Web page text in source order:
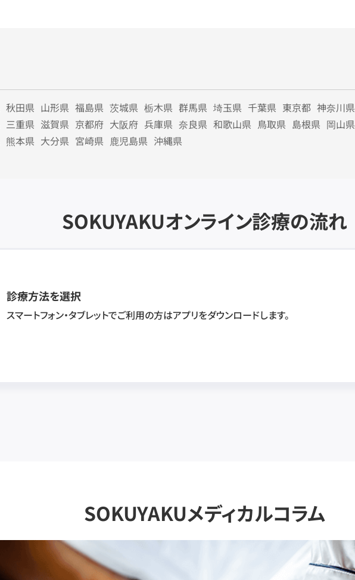
秋田県 山形県 福島県 茨城県 栃木県 群馬県 埼玉県 千葉県 東京都 神奈川県
三重県 滋賀県 京都府 大阪府 兵庫県 奈良県 和歌山県 鳥取県 島根県 岡山県
熊本県 大分県 宮崎県 鹿児島県 沖縄県
SOKUYAKUオンライン診療の流れ
診療方法を選択
スマートフォン・タブレットでご利用の方はアプリをダウンロードします。
SOKUYAKUメディカルコラム